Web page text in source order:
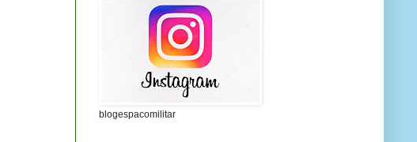
blogespacomilitar